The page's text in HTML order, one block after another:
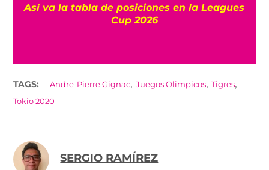
Así va la tabla de posiciones en la Leagues
Cup 2026
TAGS: Andre-Pierre Gignac,Juegos Olimpicos,Tigres,
Tokio 2020
SERGIO RAMÍREZ